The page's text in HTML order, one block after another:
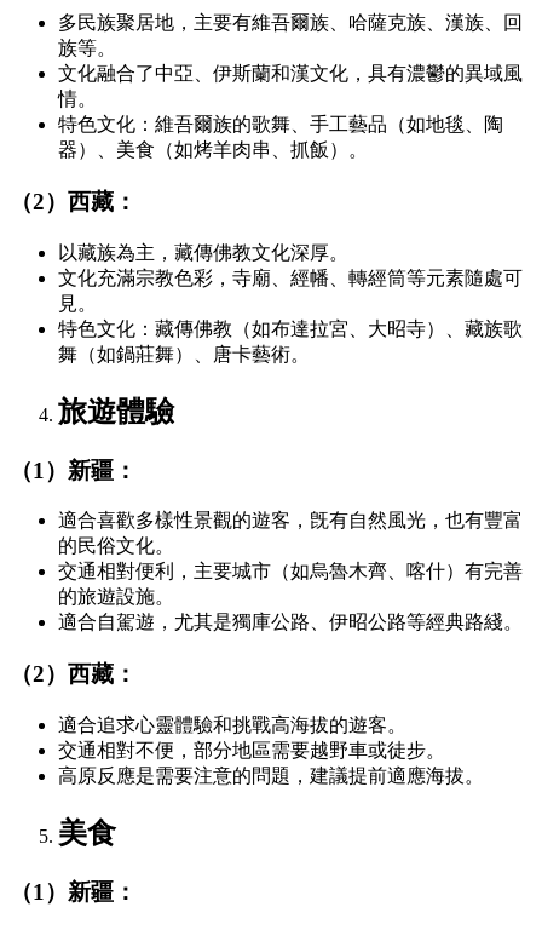
多民族聚居地，主要有維吾爾族、哈薩克族、漢族、回
族等。
文化融合了中亞、伊斯蘭和漢文化，具有濃鬱的異域風
情。
特色文化：維吾爾族的歌舞、手工藝品（如地毯、陶
器）、美食（如烤羊肉串、抓飯）。
（2）西藏：
以藏族為主，藏傳佛教文化深厚。
文化充滿宗教色彩，寺廟、經幡、轉經筒等元素隨處可
見。
特色文化：藏傳佛教（如布達拉宮、大昭寺）、藏族歌
舞（如鍋莊舞）、唐卡藝術。
旅遊體驗
（1）新疆：
適合喜歡多樣性景觀的遊客，旣有自然風光，也有豐富
的民俗文化。
交通相對便利，主要城市（如烏魯木齊、喀什）有完善
的旅遊設施。
適合自駕遊，尤其是獨庫公路、伊昭公路等經典路綫。
（2）西藏：
適合追求心靈體驗和挑戰高海拔的遊客。
交通相對不便，部分地區需要越野車或徒步。
高原反應是需要注意的問題，建議提前適應海拔。
美食
（1）新疆：